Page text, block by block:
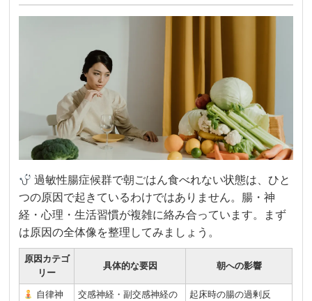
過敏性腸症候群で朝ごはん食べれない状態は、ひと
つの原因で起きているわけではありません。腸・神
経・心理・生活習慣が複雑に絡み合っています。まず
は原因の全体像を整理してみましょう。
原因カテゴ
リー
具体的な要因 朝への影響
自律神
交感神経・副交感神経の
起床時の腸の過剰反